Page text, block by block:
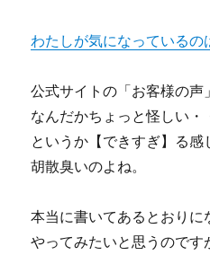
わたしが気になっているの
公式サイトの「お客様の声
なんだかちょっと怪しい・
というか【できすぎ】る感
胡散臭いのよね。
本当に書いてあるとおりに
やってみたいと思うのです